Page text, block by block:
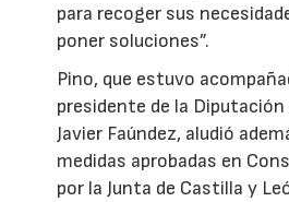
para recoger sus
poner soluciones”.
Pino, que estuvo
presidente de la Diputación
Javier Faúndez, aludió
medidas aprobadas en
por la Junta de Castilla y